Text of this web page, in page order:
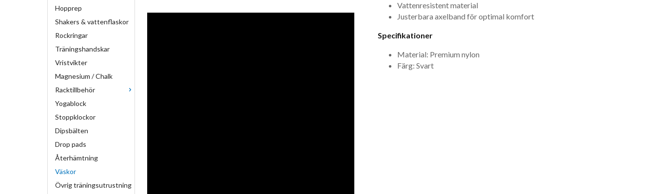
Hopprep
Shakers & vattenflaskor
Rockringar
Träningshandskar
Vristvikter
Magnesium / Chalk
Racktillbehör
Yogablock
Stoppklockor
Dipsbälten
Drop pads
Återhämtning
Väskor
Övrig träningsutrustning
Vattenresistent material
Justerbara axelband för optimal komfort
Specifikationer
Material: Premium nylon
Färg: Svart